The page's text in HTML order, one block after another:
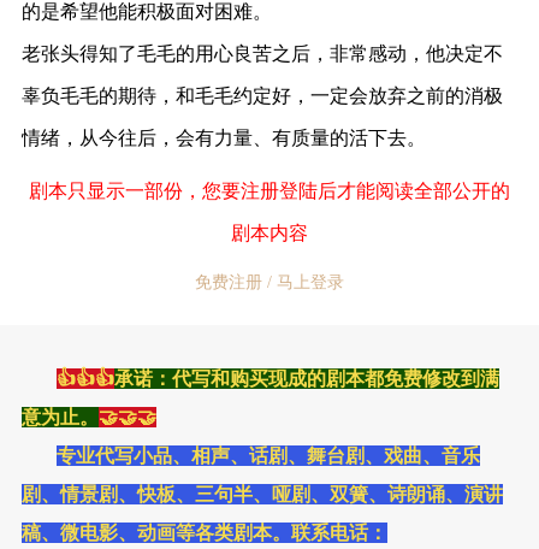
的是希望他能积极面对困难。
老张头得知了毛毛的用心良苦之后，非常感动，他决定不
辜负毛毛的期待，和毛毛约定好，一定会放弃之前的消极
情绪，从今往后，会有力量、有质量的活下去。
剧本只显示一部份，您要注册登陆后才能阅读全部公开的
剧本内容
免费注册 / 马上登录
👍👍👍承诺：代写和购买现成的剧本都免费修改到满
意为止。 🤝🤝🤝
专业代写小品、相声、话剧、舞台剧、戏曲、音乐
剧、情景剧、快板、三句半、哑剧、双簧、诗朗诵、演讲
稿、微电影、动画等各类剧本。联系电话：